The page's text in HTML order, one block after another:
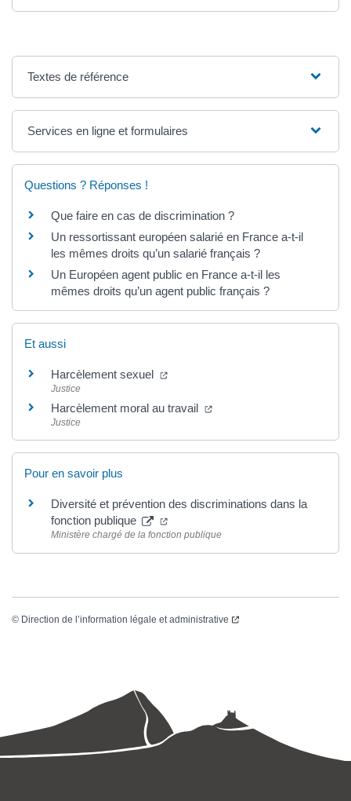
Textes de référence
Services en ligne et formulaires
Questions ? Réponses !
Que faire en cas de discrimination ?
Un ressortissant européen salarié en France a-t-il
les mêmes droits qu’un salarié français ?
Un Européen agent public en France a-t-il les
mêmes droits qu’un agent public français ?
Et aussi
Harcèlement sexuel
Justice
Harcèlement moral au travail
Justice
Pour en savoir plus
Diversité et prévention des discriminations dans la
fonction publique
Ministère chargé de la fonction publique
© Direction de l’information légale et administrative